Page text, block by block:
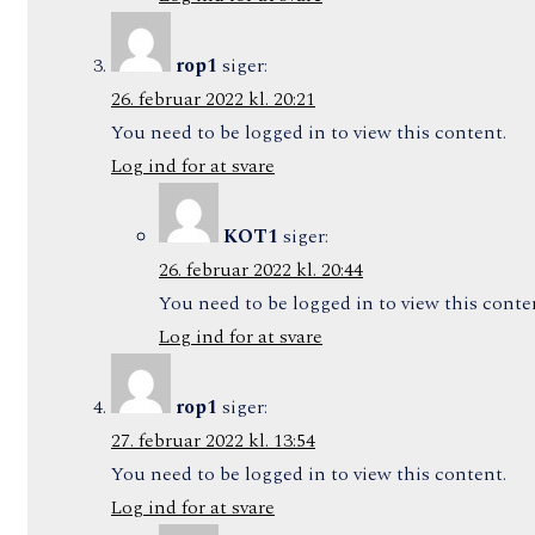
rop1 siger:
26. februar 2022 kl. 20:21
You need to be logged in to view this content.
Log ind for at svare
KOT1 siger:
26. februar 2022 kl. 20:44
You need to be logged in to view this
Log ind for at svare
rop1 siger:
27. februar 2022 kl. 13:54
You need to be logged in to view this content.
Log ind for at svare